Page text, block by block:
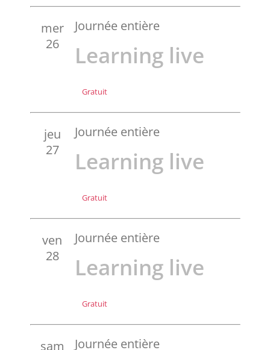
mer
26
Journée entière
Learning live
Gratuit
jeu
27
Journée entière
Learning live
Gratuit
ven
28
Journée entière
Learning live
Gratuit
sam
Journée entière